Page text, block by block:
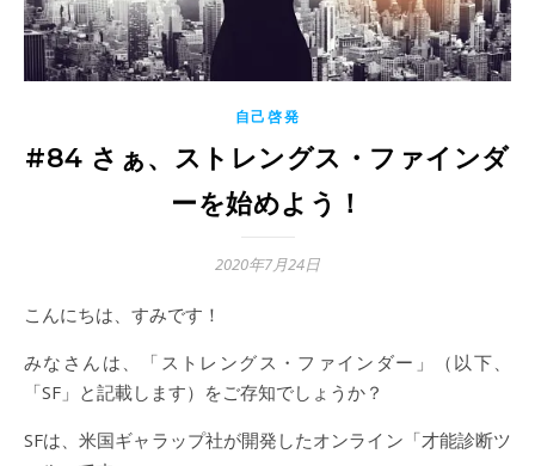
自己啓発
#84 さぁ、ストレングス・ファインダ
ーを始めよう！
2020年7月24日
こんにちは、すみです！
みなさんは、「ストレングス・ファインダー」（以下、
「SF」と記載します）をご存知でしょうか？
SFは、米国ギャラップ社が開発したオンライン「才能診断ツ